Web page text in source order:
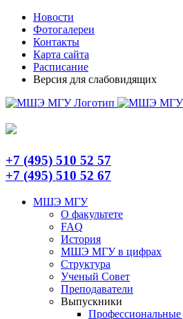
Skip
content
TelegramНовости
Фотогалереи
Контакты
Карта сайта
Расписание
Версия для слабовидящих
+7 (495) 510 52 57
+7 (495) 510 52 67
МШЭ МГУ
О факультете
FAQ
История
МШЭ МГУ в цифрах
Структура
Ученый Совет
Преподаватели
Выпускники